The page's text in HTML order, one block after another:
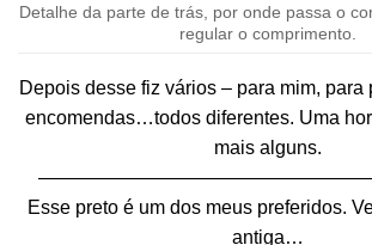
Detalhe da parte de trás, por onde passa o
regular o comprimento.
Depois desse fiz vários – para mim, para
encomendas…todos diferentes. Uma
mais alguns.
Esse preto é um dos meus preferidos.
antiga…